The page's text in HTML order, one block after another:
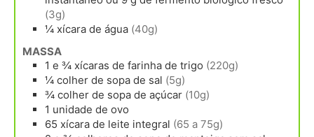
(3g)
¼ xícara de água (40g)
MASSA
1 e ¾ xícaras de farinha de trigo (220g)
¼ colher de sopa de sal (5g)
¾ colher de sopa de açúcar (10g)
1 unidade de ovo
65 xícara de leite integral (65 a 75g)